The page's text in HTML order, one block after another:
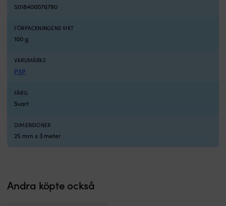
5018400076780
FÖRPACKNINGENS VIKT
100 g
VARUMÄRKE
PSP
FÄRG
Svart
DIMENSIONER
25 mm x 3 meter
Andra köpte också